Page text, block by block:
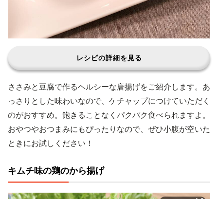
レシピの詳細を見る
ささみと豆腐で作るヘルシーな唐揚げをご紹介します。あ
っさりとした味わいなので、ケチャップにつけていただく
のがおすすめ。飽きることなくパクパク食べられますよ。
おやつやおつまみにもぴったりなので、ぜひ小腹が空いた
ときにお試しください！
キムチ味の鶏のから揚げ